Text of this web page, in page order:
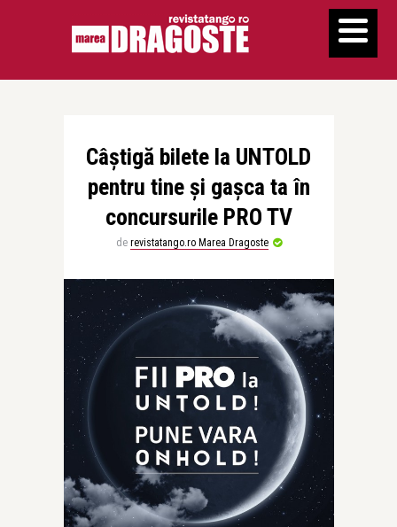
Câștigă bilete la UNTOLD
pentru tine și gașca ta în
concursurile PRO TV
de revistatango.ro Marea Dragoste